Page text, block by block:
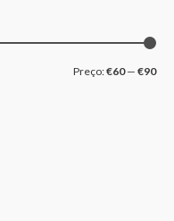
Preço:€60— €90